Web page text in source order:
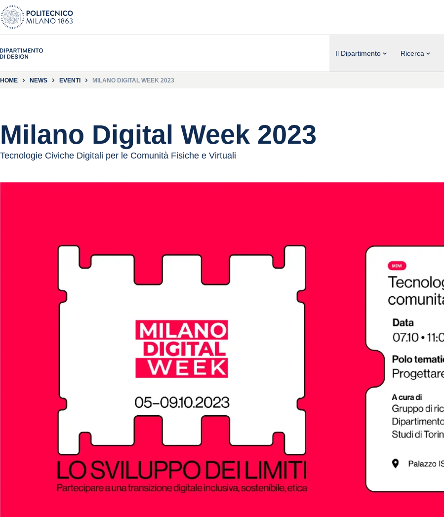
Il Dipartimento Ricerca
HOME NEWS EVENTI MILANO DIGITAL WEEK 2023
Milano Digital Week 2023
Tecnologie Civiche Digitali per le Comunità Fisiche e Virtuali